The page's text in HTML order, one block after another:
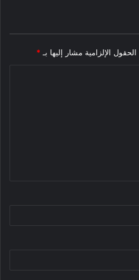
الحقول الإلزامية مشار إليها بـ *